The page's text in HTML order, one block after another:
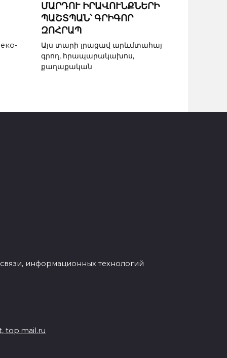
ՄԱՐԴՈՒ ԻՐԱՎՈՒՆՔՆԵՐԻ
ՊԱՇՏՊԱՆ՝ ԳՐԻԳՈՐ
ԶՈՀՐԱՊ
Այս տարի լրացավ արևմտահայ
գրող, հրապարակախոս,
քաղաքական
информационных технологий
top.mail.ru